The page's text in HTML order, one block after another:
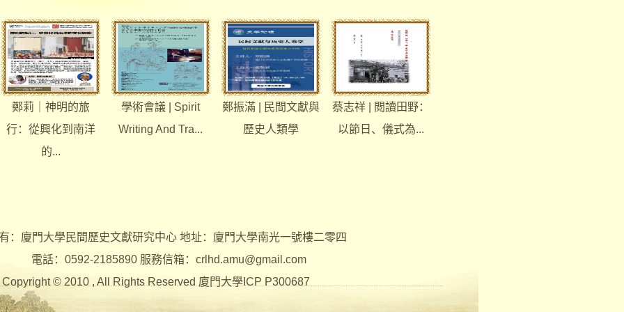
鄭莉｜神明的旅
行：從興化到南洋
的...
學術會議 | Spirit
Writing And Tra...
鄭振滿 | 民間文獻與
歷史人類學
蔡志祥 | 閲讀田野：
以節日、儀式為...
：廈門大學民間歷史文獻研究中心 地址：廈門大學南光一號樓二零四
電話：0592-2185890 服務信箱：crlhd.amu@gmail.com
Copyright © 2010 , All Rights Reserved 廈門大學ICP P300687